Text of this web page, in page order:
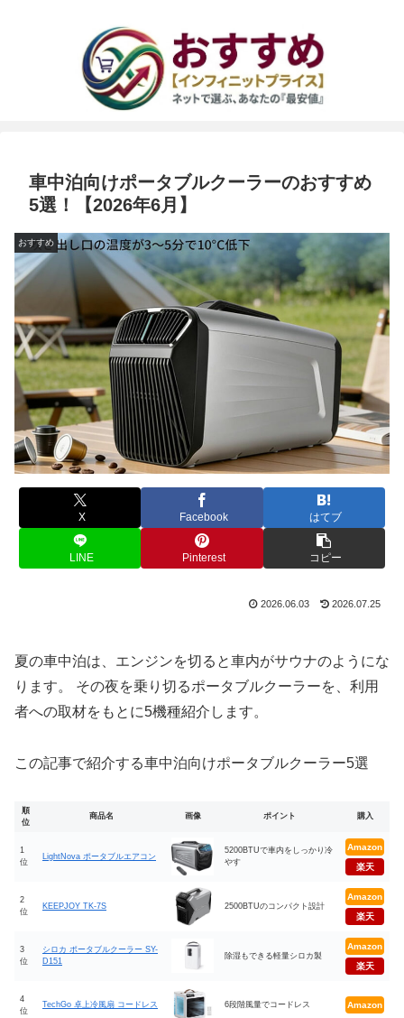
車中泊向けポータブルクーラーのおすすめ
5選！【2026年6月】
おすすめ
X Facebook はてブ
LINE Pinterest コピー
2026.06.03 2026.07.25
夏の車中泊は、エンジンを切ると車内がサウナのようにな
ります。 その夜を乗り切るポータブルクーラーを、利用
者への取材をもとに5機種紹介します。
この記事で紹介する車中泊向けポータブルクーラー5選
順
位
商品名 画像 ポイント 購入
1
位
LightNova ポータブルエアコン
5200BTUで車内をしっかり冷
やす
Amazon
楽天
2
位
KEEPJOY TK-7S 2500BTUのコンパクト設計
Amazon
楽天
3
位
シロカ ポータブルクーラー SY-
D151
除湿もできる軽量シロカ製
Amazon
楽天
4
位
TechGo 卓上冷風扇 コードレス 6段階風量でコードレス Amazon